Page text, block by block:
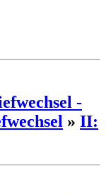
-
» II: